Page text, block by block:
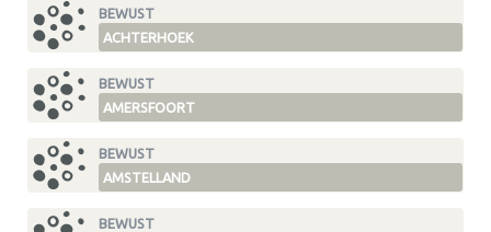
BEWUST
ACHTERHOEK
BEWUST
AMERSFOORT
BEWUST
AMSTELLAND
BEWUST